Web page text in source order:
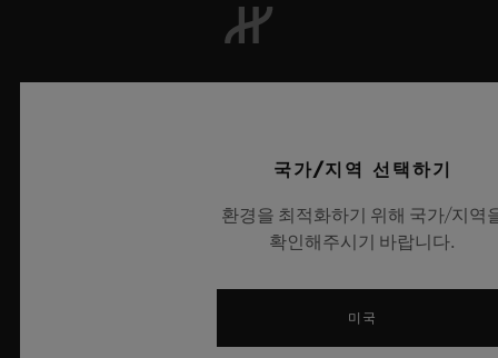
예약하기
국가/지역 선택하기
환경을 최적화하기 위해 국가/지역
확인해주시기 바랍니다.
미국